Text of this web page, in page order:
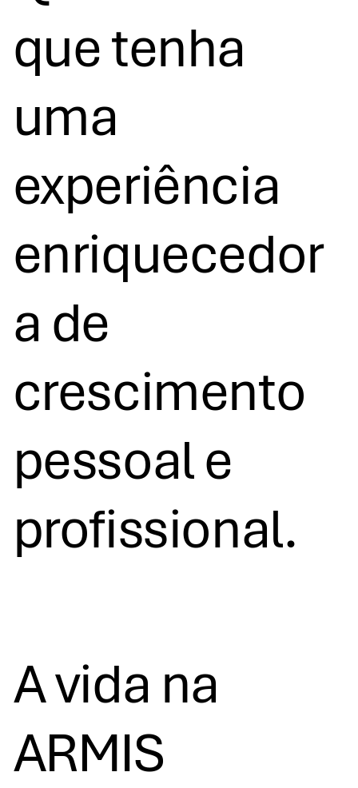
que tenha
uma
experiência
enriquecedor
a de
crescimento
pessoal e
profissional.
A vida na
ARMIS